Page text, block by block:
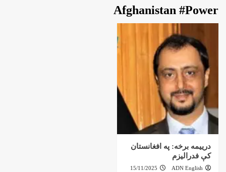
Afghanistan #Power
درییمه برخه: په افغانستان
کې فدرالیزم
ADN English
15/11/2025